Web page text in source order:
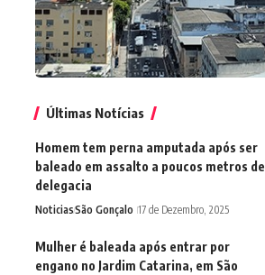
Últimas Notícias
Homem tem perna amputada após ser
baleado em assalto a poucos metros de
delegacia
NoticiasSão Gonçalo 17 de Dezembro, 2025
Mulher é baleada após entrar por
engano no Jardim Catarina, em São